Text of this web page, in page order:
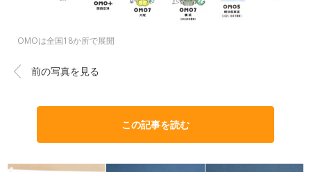
OMOは全国18か所で展開
前の写真を見る
この記事を読む